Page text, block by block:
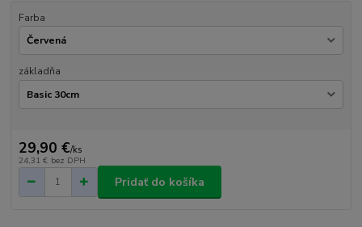
Farba
základňa
29,90 €/ks
24,31 € bez DPH
Pridať do košíka